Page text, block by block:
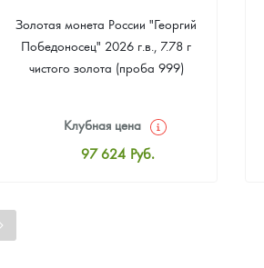
Золотая монета России "Георгий
Победоносец" 2026 г.в., 7.78 г
чистого золота (проба 999)
Клубная цена
97 624 Руб.